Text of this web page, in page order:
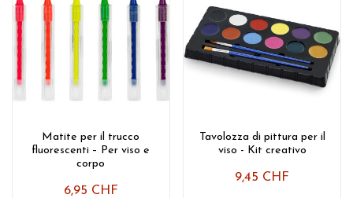
Matite per il trucco
fluorescenti – Per viso e
corpo
6,95 CHF
Tavolozza di pittura per il
viso - Kit creativo
9,45 CHF